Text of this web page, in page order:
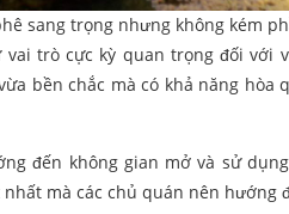
sang trọng nhưng không kém
trò cực kỳ quan trọng đối với
bền chắc mà có khả năng hòa
đến không gian mở và sử
mà các chủ quán nên hướng